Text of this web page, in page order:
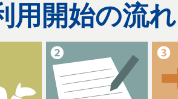
用開始の流れ